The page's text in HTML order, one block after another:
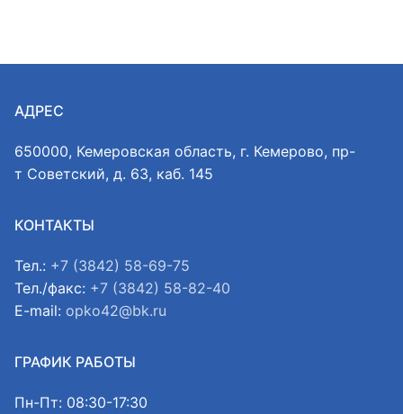
АДРЕС
650000, Кемеровская область, г. Кемерово, пр-
т Советский, д. 63, каб. 145
КОНТАКТЫ
Тел.: +7 (3842) 58-69-75
Тел./факс: +7 (3842) 58-82-40
E-mail: opko42@bk.ru
ГРАФИК РАБОТЫ
Пн-Пт: 08:30-17:30